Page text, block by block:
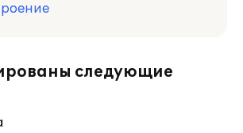
следующие